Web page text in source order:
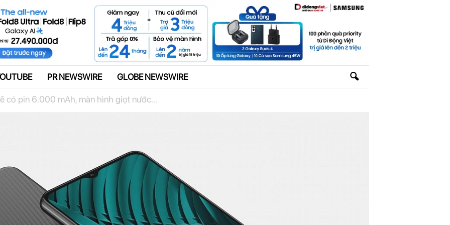
Quảng cáo
PR NEWSWIRE GLOBE NEWSWIRE
có pin 6.000 mAh, màn hình giọt nước...